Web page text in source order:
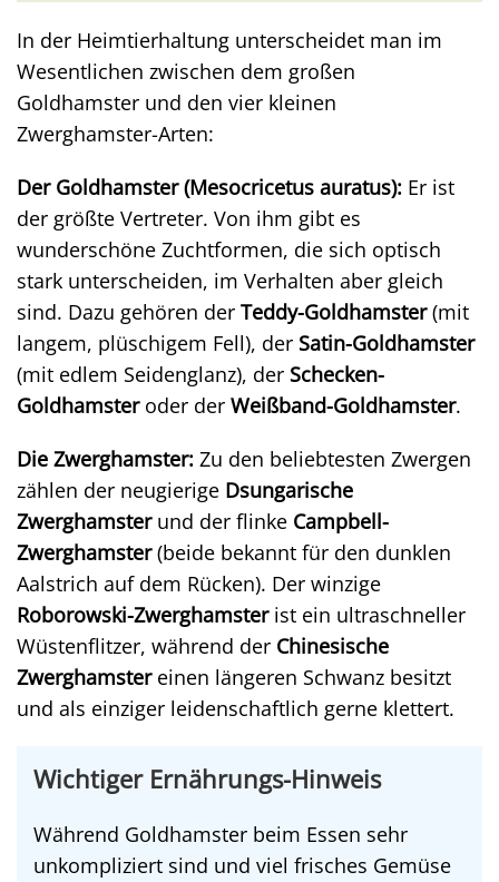
In der Heimtierhaltung unterscheidet man im
Wesentlichen zwischen dem großen
Goldhamster und den vier kleinen
Zwerghamster-Arten:
Der Goldhamster (Mesocricetus auratus): Er ist
der größte Vertreter. Von ihm gibt es
wunderschöne Zuchtformen, die sich optisch
stark unterscheiden, im Verhalten aber gleich
sind. Dazu gehören der Teddy-Goldhamster(mit
langem, plüschigem Fell), der Satin-Goldhamster
(mit edlem Seidenglanz), der Schecken-
Goldhamsteroder der Weißband-Goldhamster.
Die Zwerghamster: Zu den beliebtesten Zwergen
zählen der neugierige Dsungarische
Zwerghamsterund der flinke Campbell-
Zwerghamster(beide bekannt für den dunklen
Aalstrich auf dem Rücken). Der winzige
Roborowski-Zwerghamsterist ein ultraschneller
Wüstenflitzer, während der Chinesische
Zwerghamstereinen längeren Schwanz besitzt
und als einziger leidenschaftlich gerne klettert.
Wichtiger Ernährungs-Hinweis
Während Goldhamster beim Essen sehr
unkompliziert sind und viel frisches Gemüse